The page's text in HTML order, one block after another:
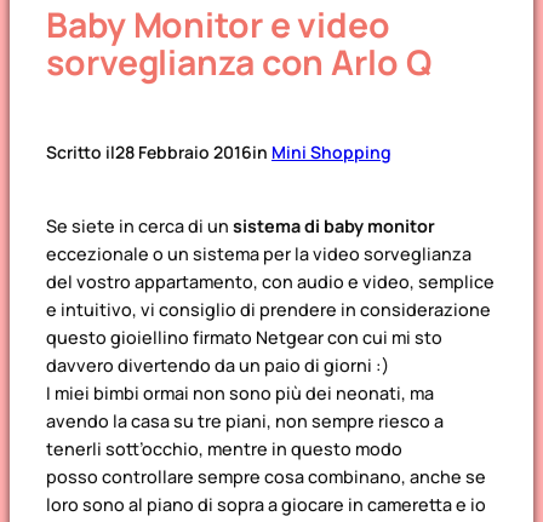
Baby Monitor e video
sorveglianza con Arlo Q
Scritto il28 Febbraio 2016in Mini Shopping
Se siete in cerca di un sistema di baby monitor
eccezionale o un sistema per la video sorveglianza
del vostro appartamento, con audio e video, semplice
e intuitivo, vi consiglio di prendere in considerazione
questo gioiellino firmato Netgear con cui mi sto
davvero divertendo da un paio di giorni :)
I miei bimbi ormai non sono più dei neonati, ma
avendo la casa su tre piani, non sempre riesco a
tenerli sott’occhio, mentre in questo modo
posso controllare sempre cosa combinano, anche se
loro sono al piano di sopra a giocare in cameretta e io